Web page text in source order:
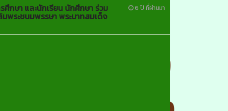
6 ปี ที่ผ่านมา
กษา และนักเรียน นักศึกษา ร่วม
มพระชนมพรรษา พระบาทสมเด็จ